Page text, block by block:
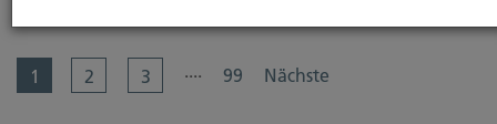
1 2 3 .... 99 Nächste